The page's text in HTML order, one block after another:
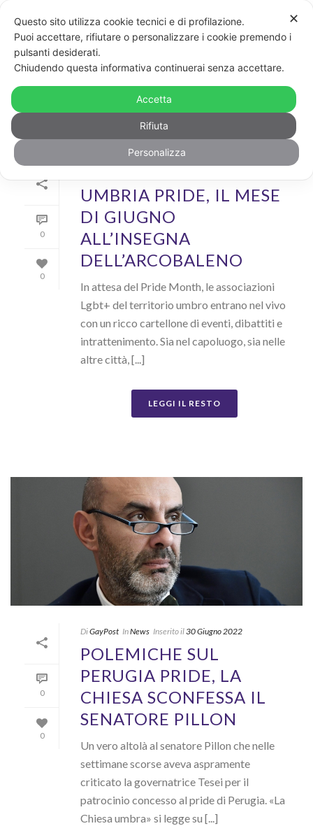
ARCHIVIO
0
0
UMBRIA PRIDE, IL MESE
DI GIUGNO
ALL’INSEGNA
DELL’ARCOBALENO
In attesa del Pride Month, le associazioni
Lgbt+ del territorio umbro entrano nel vivo
con un ricco cartellone di eventi, dibattiti e
intrattenimento. Sia nel capoluogo, sia nelle
altre città, [...]
LEGGI IL RESTO
0
0
DiGayPost InNews Inserito il30 Giugno 2022
POLEMICHE SUL
PERUGIA PRIDE, LA
CHIESA SCONFESSA IL
SENATORE PILLON
Un vero altolà al senatore Pillon che nelle
settimane scorse aveva aspramente
criticato la governatrice Tesei per il
patrocinio concesso al pride di Perugia. «La
Chiesa umbra» si legge su [...]
✕
Questo sito utilizza cookie tecnici e di profilazione.
Puoi accettare, rifiutare o personalizzare i cookie premendo i
pulsanti desiderati.
Chiudendo questa informativa continuerai senza accettare.
Accetta
Rifiuta
Personalizza